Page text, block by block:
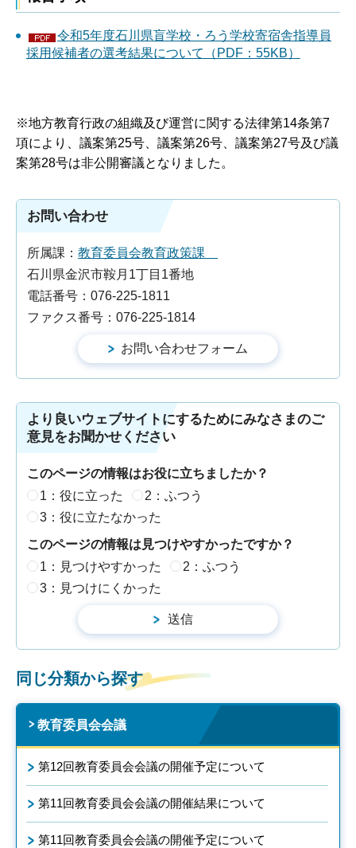
令和5年度石川県盲学校・ろう学校寄宿舎指導員
採用候補者の選考結果について（PDF：55KB）
※地方教育行政の組織及び運営に関する法律第14条第7
項により、議案第25号、議案第26号、議案第27号及び議
案第28号は非公開審議となりました。
お問い合わせ
所属課： 教育委員会教育政策課
石川県金沢市鞍月1丁目1番地
電話番号：076-225-1811
ファクス番号：076-225-1814
より良いウェブサイトにするためにみなさまのご
意見をお聞かせください
このページの情報はお役に立ちましたか？
1：役に立った
2：ふつう
3：役に立たなかった
このページの情報は見つけやすかったですか？
1：見つけやすかった
2：ふつう
3：見つけにくかった
同じ分類から探す
教育委員会会議
第12回教育委員会会議の開催予定について
第11回教育委員会会議の開催結果について
第11回教育委員会会議の開催予定について